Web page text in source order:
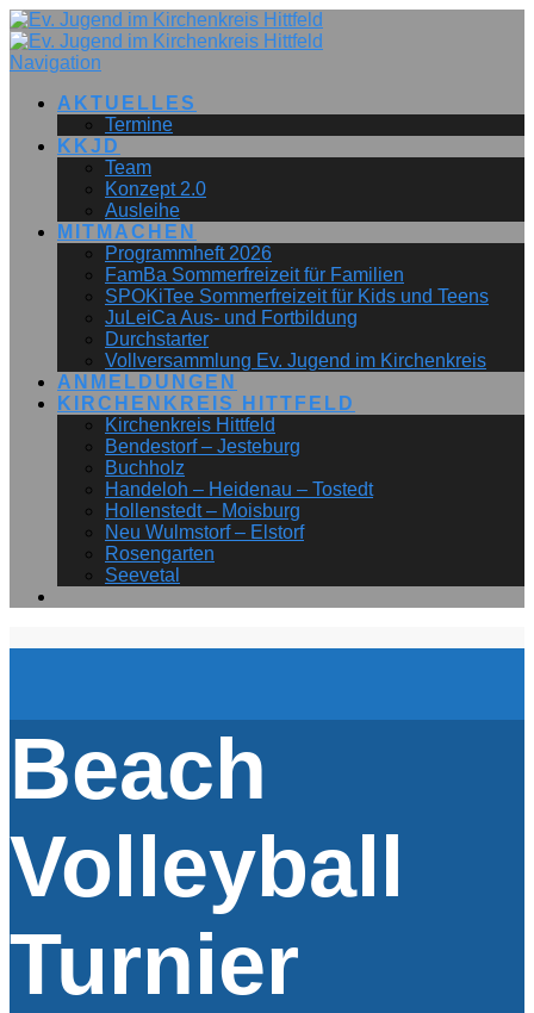
Navigation
AKTUELLES
Termine
KKJD
Team
Konzept 2.0
Ausleihe
MITMACHEN
Programmheft 2026
FamBa Sommerfreizeit für Familien
SPOKiTee Sommerfreizeit für Kids und Teens
JuLeiCa Aus- und Fortbildung
Durchstarter
Vollversammlung Ev. Jugend im Kirchenkreis
ANMELDUNGEN
KIRCHENKREIS HITTFELD
Kirchenkreis Hittfeld
Bendestorf – Jesteburg
Buchholz
Handeloh – Heidenau – Tostedt
Hollenstedt – Moisburg
Neu Wulmstorf – Elstorf
Rosengarten
Seevetal
Beach
Volleyball
Turnier